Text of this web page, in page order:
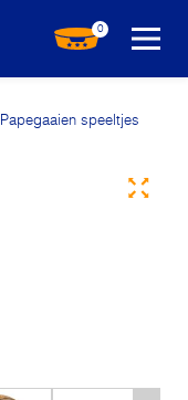
0
Papegaaien speeltjes